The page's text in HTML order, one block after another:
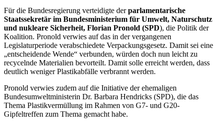
Für die Bundesregierung verteidigte derparlamentarische
Staatssekretär im Bundesministerium für Umwelt, Naturschutz
und nukleare Sicherheit, Florian Pronold (SPD), die Politik der
Koalition. Pronold verwies auf das in der vergangenen
Legislaturperiode verabschiedete Verpackungsgesetz. Damit sei eine
„entscheidende Wende“ verbunden, würden doch nun leicht zu
recycelnde Materialien bevorteilt. Damit solle erreicht werden, dass
deutlich weniger Plastikabfälle verbrannt werden.
Pronold verwies zudem auf die Initiative der ehemaligen
Bundesumweltministerin Dr. Barbara Hendricks (SPD), die das
Thema Plastikvermüllung im Rahmen von G7- und G20-
Gipfeltreffen zum Thema gemacht habe.